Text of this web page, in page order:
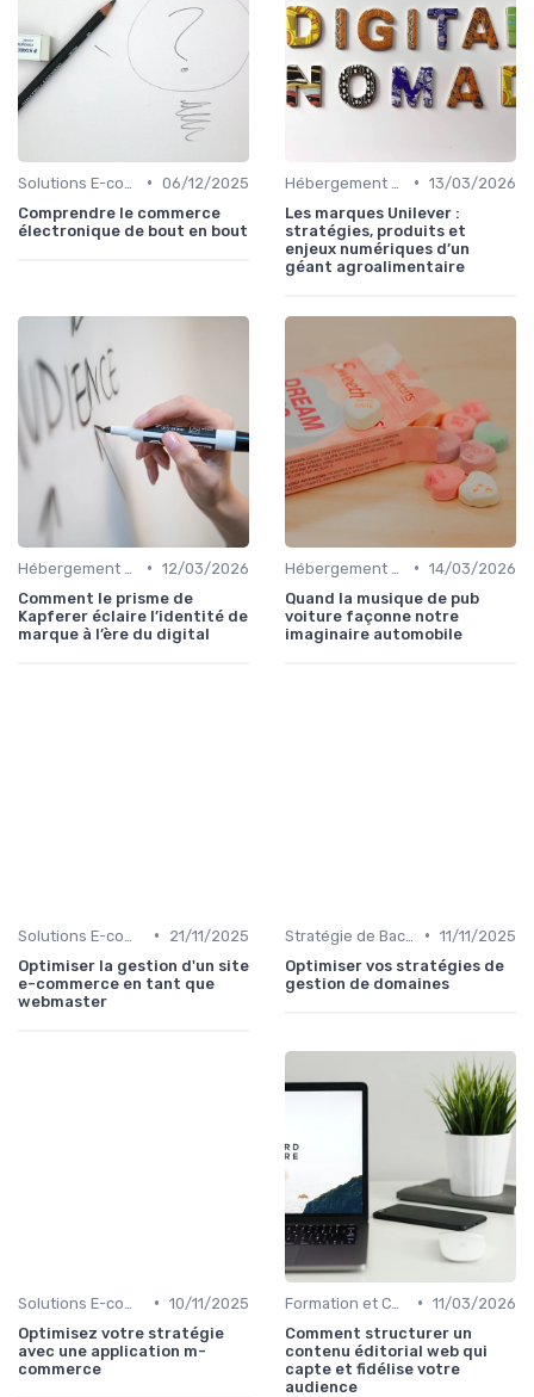
• 06/12/2025
Comprendre le commerce
électronique de bout en bout
• 13/03/2026
Les marques Unilever :
stratégies, produits et
enjeux numériques d’un
géant agroalimentaire
• 12/03/2026
Comment le prisme de
Kapferer éclaire l’identité de
marque à l’ère du digital
• 14/03/2026
Quand la musique de pub
voiture façonne notre
imaginaire automobile
•
21/11/2025
Optimiser la gestion d'un site
e-commerce en tant que
webmaster
• 11/11/2025
Optimiser vos stratégies de
gestion de domaines
• 10/11/2025
Optimisez votre stratégie
avec une application m-
commerce
• 11/03/2026
Comment structurer un
contenu éditorial web qui
capte et fidélise votre
audience